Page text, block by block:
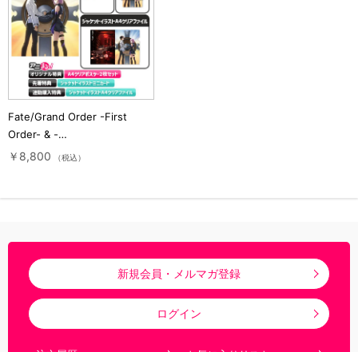
Fate/Grand Order -First
Order- & -
MOONLIGHT/LOSTROOM-
￥8,800 （税込）
新規会員・メルマガ登録
ログイン